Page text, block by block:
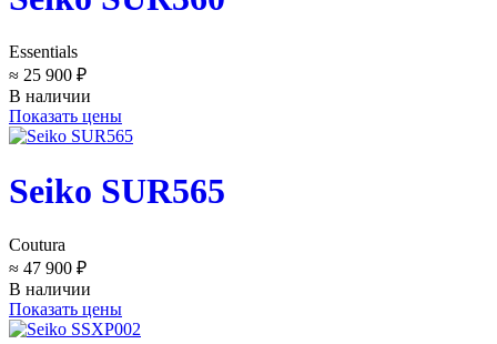
Essentials
≈ 25 900 ₽
В наличии
Показать цены
Seiko SUR565
Coutura
≈ 47 900 ₽
В наличии
Показать цены